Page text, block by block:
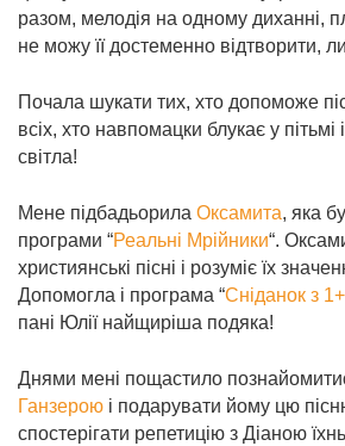
разом, мелодія на одному диханні,
не можу її достеменно відтворити,
Почала шукати тих, хто допоможе
всіх, хто навпомацки блукає у пітьмі
світла!
Мене підбадьорила Оксамита, яка
програми “Реальні Мрійники“.
християнські пісні і розуміє їх
Допомогла і програма “Сніданок з
пані Юлії найщиріша подяка!
Днями мені пощастило
Ганзерою і подарувати йому цю
спостерігати репетицію з Діаною